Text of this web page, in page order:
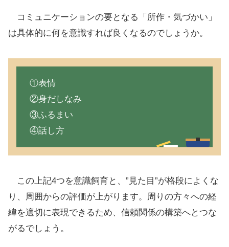
コミュニケーションの要となる「所作・気づかい」
は具体的に何を意識すれば良くなるのでしょうか。
①表情
②身だしなみ
③ふるまい
④話し方
この上記4つを意識飼育と、”見た目”が格段によくな
り、周囲からの評価が上がります。周りの方々への経
緯を適切に表現できるため、信頼関係の構築へとつな
がるでしょう。